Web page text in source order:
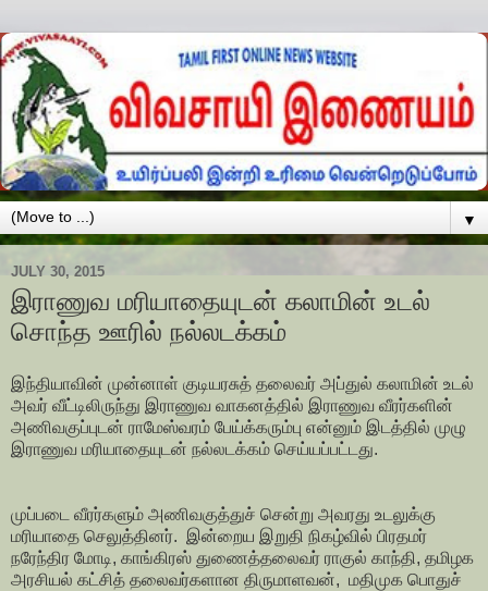
▼
JULY 30, 2015
இராணுவ மரியாதையுடன் கலாமின் உடல்
சொந்த ஊரில் நல்லடக்கம்
இந்தியாவின் முன்னாள் குடியரசுத் தலைவர் அப்துல் கலாமின் உடல்
அவர் வீட்டிலிருந்து இராணுவ வாகனத்தில் இராணுவ வீரர்களின்
அணிவகுப்புடன் ராமேஸ்வரம் பேய்க்கரும்பு என்னும் இடத்தில் முழு
இராணுவ மரியாதையுடன் நல்லடக்கம் செய்யப்பட்டது.
முப்படை வீரர்களும் அணிவகுத்துச் சென்று அவரது உடலுக்கு
மரியாதை செலுத்தினர். இன்றைய இறுதி நிகழ்வில் பிரதமர்
நரேந்திர மோடி, காங்கிரஸ் துணைத்தலைவர் ராகுல் காந்தி, தமிழக
அரசியல் கட்சித் தலைவர்களான திருமாளவன், மதிமுக பொதுச்